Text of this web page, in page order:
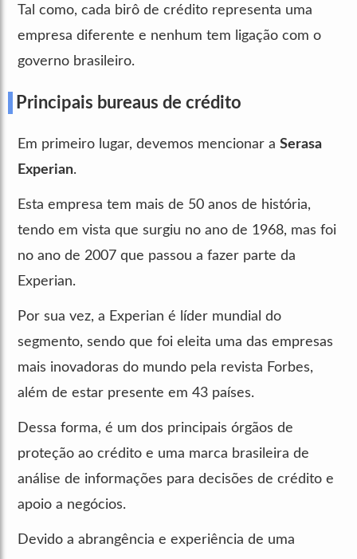
Tal como, cada birô de crédito representa uma
empresa diferente e nenhum tem ligação com o
governo brasileiro.
Principais bureaus de crédito
Em primeiro lugar, devemos mencionar a Serasa
Experian.
Esta empresa tem mais de 50 anos de história,
tendo em vista que surgiu no ano de 1968, mas foi
no ano de 2007 que passou a fazer parte da
Experian.
Por sua vez, a Experian é líder mundial do
segmento, sendo que foi eleita uma das empresas
mais inovadoras do mundo pela revista Forbes,
além de estar presente em 43 países.
Dessa forma, é um dos principais órgãos de
proteção ao crédito e uma marca brasileira de
análise de informações para decisões de crédito e
apoio a negócios.
Devido a abrangência e experiência de uma